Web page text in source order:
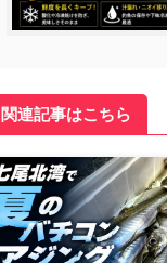
関連記事はこちら